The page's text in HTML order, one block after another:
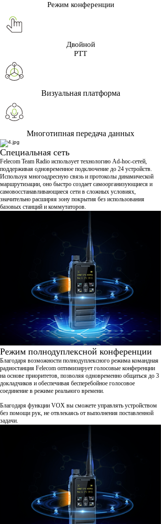
Режим конференции
Двойной
PTT
Визуальная платформа
Многотипная передача данных
Специальная сеть
Felecom Team Radio использует технологию Ad-hoc-сетей,
поддерживая одновременное подключение до 24 устройств.
Используя многоадресную связь и протоколы динамической
маршрутизации, оно быстро создает самоорганизующиеся и
самовосстанавливающиеся сети в сложных условиях,
значительно расширяя зону покрытия без использования
базовых станций и коммутаторов.​
Режим полнодуплексной конференции
Благодаря возможности полнодуплексного режима командная
радиостанция Felecom оптимизирует голосовые конференции
на основе приоритетов, позволяя одновременно общаться до 3
докладчиков и обеспечивая бесперебойное голосовое
соединение в режиме реального времени.
Благодаря функции VOX вы сможете управлять устройством
без помощи рук, не отвлекаясь от выполнения поставленной
задачи.